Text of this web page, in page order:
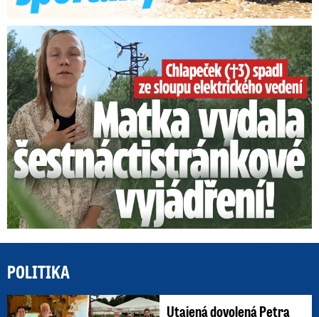
Smrtelný pád chlapce: Matka vydala vyjádření na 16 stran
POLITIKA
Utajená dovolená Petra